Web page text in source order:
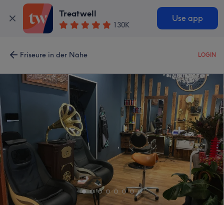
Treatwell
130K
Use app
Friseure in der Nähe LOGIN